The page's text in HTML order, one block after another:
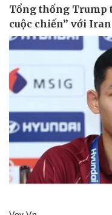
Thông tin doanh nghiệp
Doanh nghiệp 24h
Vì cộng đồng